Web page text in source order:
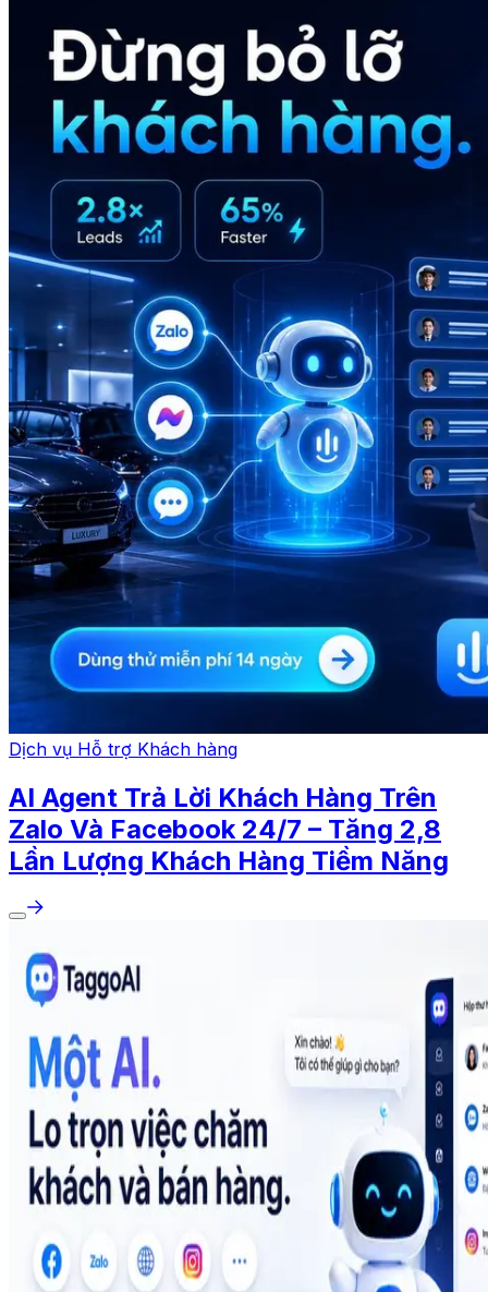
Dịch vụ Hỗ trợ Khách hàng
AI Agent Trả Lời Khách Hàng Trên
Zalo Và Facebook 24/7 – Tăng 2,8
Lần Lượng Khách Hàng Tiềm Năng